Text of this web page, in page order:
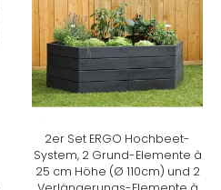
2er Set ERGO Hochbeet-
System, 2 Grund-Elemente à
25 cm Höhe (Ø 110cm) und 2